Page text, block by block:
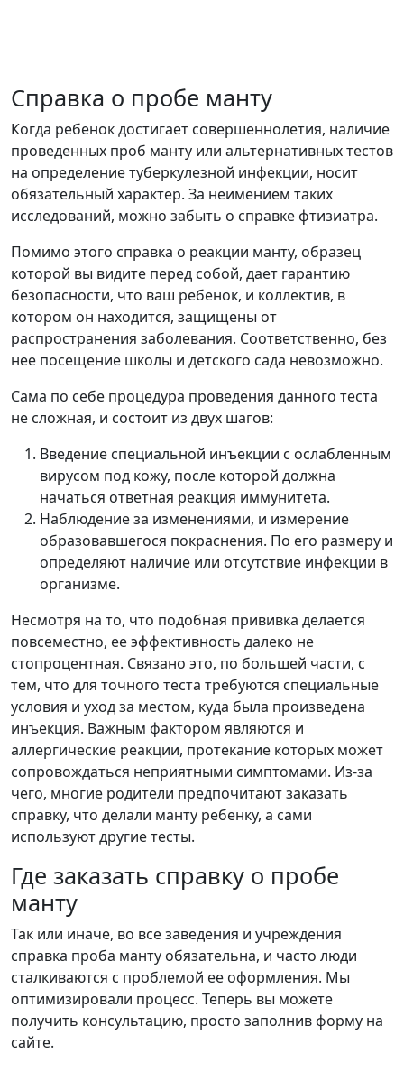
Справка о пробе манту
Когда ребенок достигает совершеннолетия, наличие
проведенных проб манту или альтернативных тестов
на определение туберкулезной инфекции, носит
обязательный характер. За неимением таких
исследований, можно забыть о справке фтизиатра.
Помимо этого справка о реакции манту, образец
которой вы видите перед собой, дает гарантию
безопасности, что ваш ребенок, и коллектив, в
котором он находится, защищены от
распространения заболевания. Соответственно, без
нее посещение школы и детского сада невозможно.
Сама по себе процедура проведения данного теста
не сложная, и состоит из двух шагов:
Введение специальной инъекции с ослабленным
вирусом под кожу, после которой должна
начаться ответная реакция иммунитета.
Наблюдение за изменениями, и измерение
образовавшегося покраснения. По его размеру и
определяют наличие или отсутствие инфекции в
организме.
Несмотря на то, что подобная прививка делается
повсеместно, ее эффективность далеко не
стопроцентная. Связано это, по большей части, с
тем, что для точного теста требуются специальные
условия и уход за местом, куда была произведена
инъекция. Важным фактором являются и
аллергические реакции, протекание которых может
сопровождаться неприятными симптомами. Из-за
чего, многие родители предпочитают заказать
справку, что делали манту ребенку, а сами
используют другие тесты.
Где заказать справку о пробе
манту
Так или иначе, во все заведения и учреждения
справка проба манту обязательна, и часто люди
сталкиваются с проблемой ее оформления. Мы
оптимизировали процесс. Теперь вы можете
получить консультацию, просто заполнив форму на
сайте.